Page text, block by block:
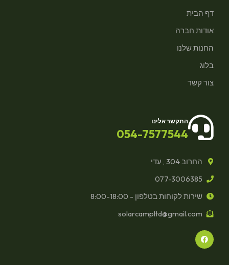
דף הבית
אודות חברה
החנות שלנו
בלוג
צור קשר
התקשר אלינו
054-7577544
החרוב 304 , עדי
077-3006385
שירות לקוחות בטלפון - 8:00-18:00
solarcampltd@gmail.com
F
a
c